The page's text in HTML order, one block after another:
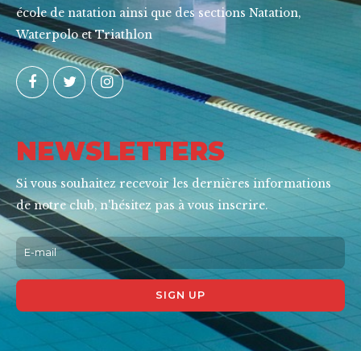
école de natation ainsi que des sections Natation,
Waterpolo et Triathlon
NEWSLETTERS
Si vous souhaitez recevoir les dernières informations
de notre club, n'hésitez pas à vous inscrire.